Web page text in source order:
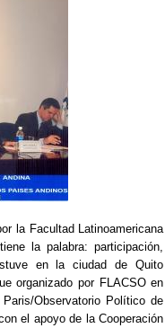
la Facultad Latinoamericana
la palabra: participación,
en la ciudad de Quito
organizado por FLACSO en
Observatorio Político de
el apoyo de la Cooperación